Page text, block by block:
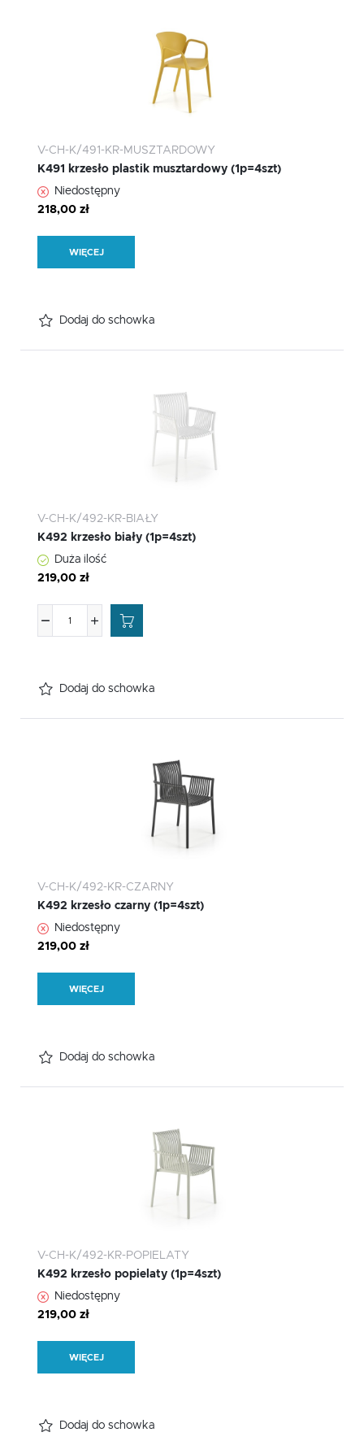
V-CH-K/491-KR-MUSZTARDOWY
K491 krzesło plastik musztardowy (1p=4szt)
Niedostępny
218,00 zł
WIĘCEJ
Dodaj do schowka
V-CH-K/492-KR-BIAŁY
K492 krzesło biały (1p=4szt)
Duża ilość
219,00 zł
Dodaj do schowka
V-CH-K/492-KR-CZARNY
K492 krzesło czarny (1p=4szt)
Niedostępny
219,00 zł
WIĘCEJ
Dodaj do schowka
V-CH-K/492-KR-POPIELATY
K492 krzesło popielaty (1p=4szt)
Niedostępny
219,00 zł
WIĘCEJ
Dodaj do schowka